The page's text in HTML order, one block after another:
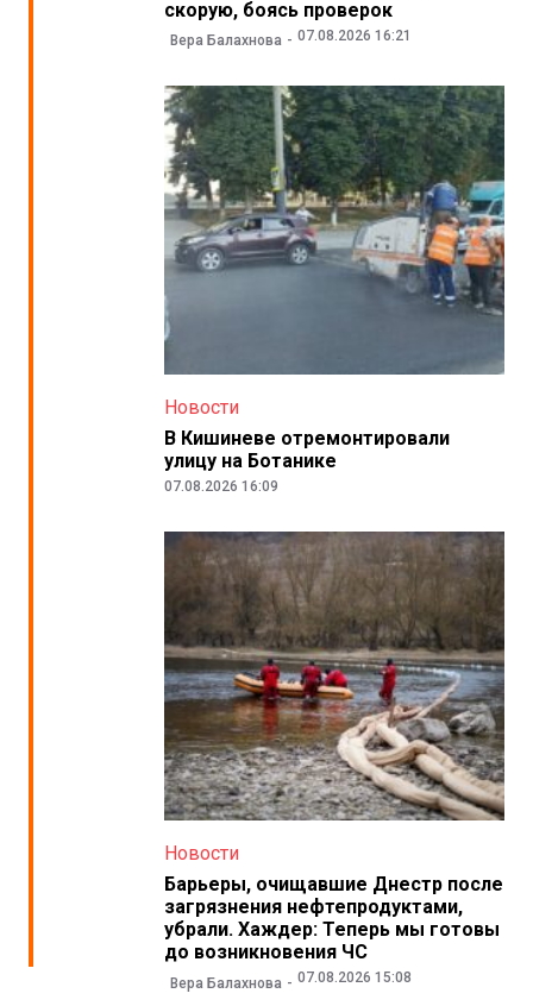
скорую, боясь проверок
Вера Балахнова 07.08.2026 16:21
Новости
В Кишиневе отремонтировали
улицу на Ботанике
07.08.2026 16:09
Новости
Барьеры, очищавшие Днестр после
загрязнения нефтепродуктами,
убрали. Хаждер: Теперь мы готовы
до возникновения ЧС
Вера Балахнова 07.08.2026 15:08